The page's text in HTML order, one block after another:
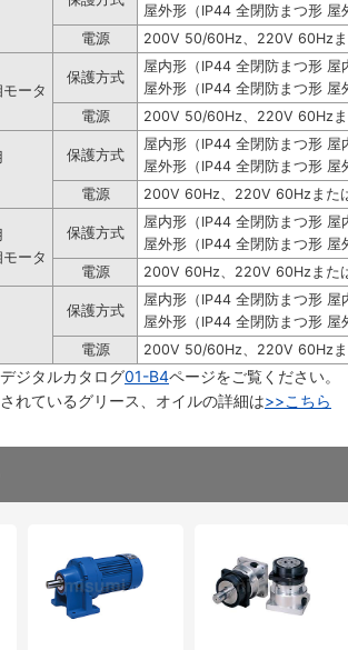
屋外形（IP44 全閉防まつ形 屋
電源
200V 50/60Hz、220V 60Hz
ータ
保護方式
屋内形（IP44 全閉防まつ形 屋
屋外形（IP44 全閉防まつ形 屋
電源
200V 50/60Hz、220V 60Hz
保護方式
屋内形（IP44 全閉防まつ形 屋
屋外形（IP44 全閉防まつ形 屋
電源
200V 60Hz、220V 60Hzまた
ータ
保護方式
屋内形（IP44 全閉防まつ形 屋
屋外形（IP44 全閉防まつ形 屋
電源
200V 60Hz、220V 60Hzまた
保護方式
屋内形（IP44 全閉防まつ形 屋
屋外形（IP44 全閉防まつ形 屋
電源
200V 50/60Hz、220V 60Hz
ジタルカタログ01-B4ページをご覧ください。
れているグリース、オイルの詳細は>>こちら